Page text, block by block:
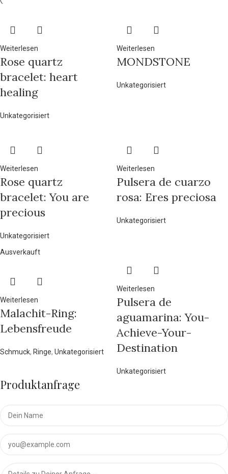
Weiterlesen
Rose quartz
bracelet: heart
healing
Unkategorisiert
Weiterlesen
MONDSTONE
Unkategorisiert
Weiterlesen
Rose quartz
bracelet: You are
precious
Unkategorisiert
Weiterlesen
Pulsera de cuarzo
rosa: Eres preciosa
Unkategorisiert
Ausverkauft
Weiterlesen
Malachit-Ring:
Lebensfreude
Schmuck, Ringe, Unkategorisiert
Weiterlesen
Pulsera de
aguamarina: You-
Achieve-Your-
Destination
Unkategorisiert
Produktanfrage